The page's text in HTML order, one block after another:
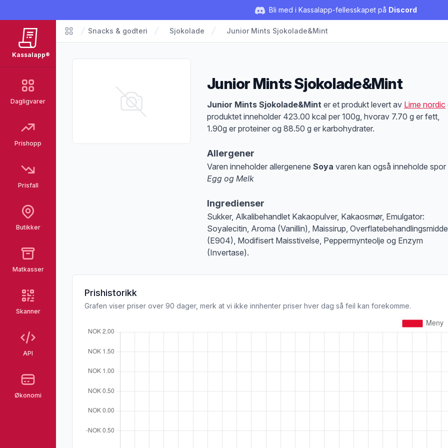
Bli med i Kassalapp-fellesskapet på Discord
Kassalapp®
Dagligvarer
Prishopp
Prisfall
Butikker
Matkasser
Skanner
API
Økonomi
Matvarer
Snacks & godteri Sjokolade Junior Mints Sjokolade&Mint
Junior Mints Sjokolade&Mint
Produktbeskrivelse
Junior Mints Sjokolade&Mint er et produkt levert av Lime nordic
produktet inneholder 423.00 kcal per 100g, hvorav 7.70 g er fett,
1.90g er proteiner og 88.50 g er karbohydrater.
Allergener
Varen inneholder allergenene Soya varen kan også inneholde spor
Egg og Melk
at denne informasjonen er bare til informasjon, sjekk pakkningen og
Ingredienser
Sukker, Alkalibehandlet Kakaopulver, Kakaosmør, Emulgator:
Soyalecitin, Aroma (Vanillin), Maissirup,
(E904), Modifisert Maisstivelse, Peppermynteolje og Enzym
(Invertase).
Prishistorikk
Grafen viser priser over 90 dager, merk at vi ikke innhenter priser hver dag så feil kan forekomme.